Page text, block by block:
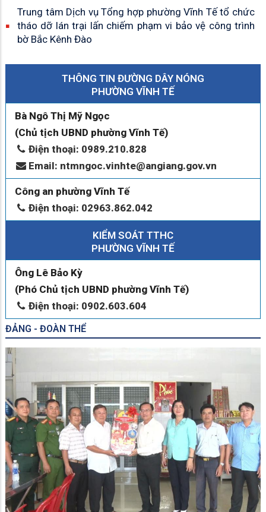
Trung tâm Dịch vụ Tổng hợp phường Vĩnh Tế tổ chức
tháo dỡ lán trại lấn chiếm phạm vi bảo vệ công trình
bờ Bắc Kênh Đào
THÔNG TIN ĐƯỜNG DÂY NÓNG
PHƯỜNG VĨNH TẾ
Bà Ngô Thị Mỹ Ngọc
(Chủ tịch UBND phường Vĩnh Tế)
Điện thoại: 0989.210.828
Email: ntmngoc.vinhte@angiang.gov.vn
Công an phường Vĩnh Tế
Điện thoại: 02963.862.042
KIỂM SOÁT TTHC
PHƯỜNG VĨNH TẾ
Ông Lê Bảo Kỳ
(Phó Chủ tịch UBND phường Vĩnh Tế)
Điện thoại: 0902.603.604
ĐẢNG - ĐOÀN THỂ